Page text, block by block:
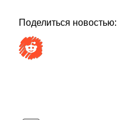
Поделиться новостью: